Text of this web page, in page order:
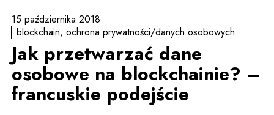
15 października 2018
blockchain ochrona prywatności/danych osobowych
Jak przetwarzać dane
osobowe na blockchainie? –
francuskie podejście